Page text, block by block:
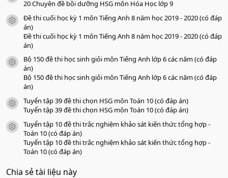
o
20 Chuyên đề bồi dưỡng HSG môn Hóa Học lớp 9
icon tài liệu
Đề thi cuối học kỳ 1 môn Tiếng Anh 8 năm học 2019 - 2020 (có đáp
án)
Đề thi cuối học kỳ 1 môn Tiếng Anh 8 năm học 2019 - 2020 (có đáp
án)
icon tài liệu
Bộ 150 đề thi học sinh giỏi môn Tiếng Anh lớp 6 các năm (có đáp
án)
Bộ 150 đề thi học sinh giỏi môn Tiếng Anh lớp 6 các năm (có đáp
án)
icon tài liệu
Tuyển tập 39 đề thi chọn HSG môn Toán 10 (có đáp án)
Tuyển tập 39 đề thi chọn HSG môn Toán 10 (có đáp án)
icon tài liệu
Tuyển tập 10 đề thi trắc nghiệm khảo sát kiến thức tổng hợp -
Toán 10 (có đáp án)
Tuyển tập 10 đề thi trắc nghiệm khảo sát kiến thức tổng hợp -
Toán 10 (có đáp án)
Chia sẻ tài liệu này